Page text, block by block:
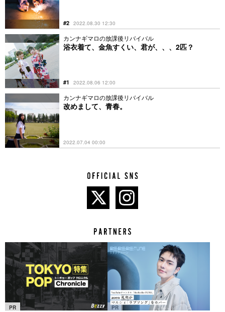
#2 2022.08.30 12:30
カンナギマロの放課後リバイバル
浴衣着て、金魚すくい、君が、、、2匹？
#1 2022.08.06 12:00
カンナギマロの放課後リバイバル
改めまして、青春。
2022.07.04 00:00
PR PR